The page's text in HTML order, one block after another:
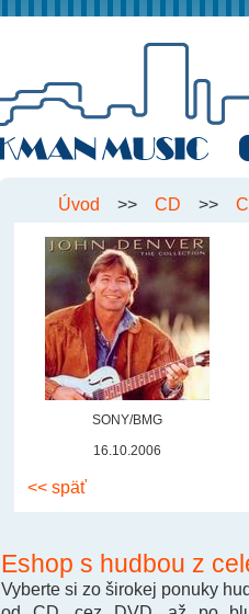
Úvod >> CD >>
SONY/BMG
16.10.2006
<< späť
Eshop s hudbou z
Vyberte si zo širokej ponuky